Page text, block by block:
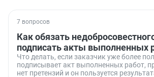
7 вопросов
Как обязать
подписать акты выполненных
Что делать, если заказчик уже более
подписывает акт выполненных работ,
нет претензий и он пользуется